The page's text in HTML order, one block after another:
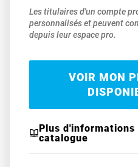
Les titulaires d'un compte
personnalisés et peuvent
depuis leur espace pro.
VOIR MON
Plus
catalogue